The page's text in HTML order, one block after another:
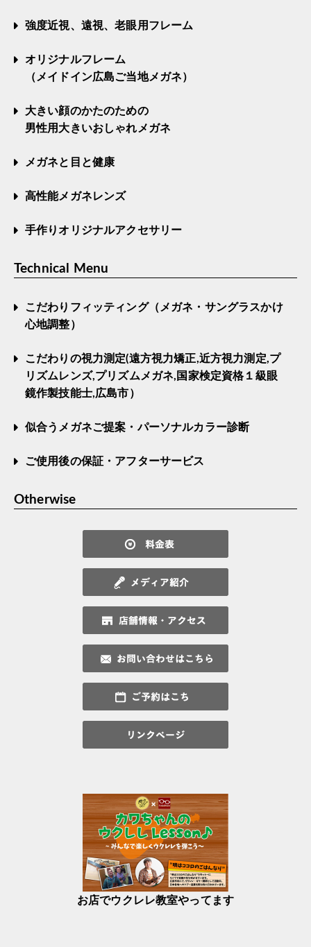
強度近視、遠視、老眼用フレーム
オリジナルフレーム
（メイドイン広島ご当地メガネ）
大きい顔のかたのための
男性用大きいおしゃれメガネ
メガネと目と健康
高性能メガネレンズ
手作りオリジナルアクセサリー
Technical Menu
こだわりフィッティング（メガネ・サングラスかけ
心地調整）
こだわりの視力測定(遠方視力矯正,近方視力測定,プ
リズムレンズ,プリズムメガネ,国家検定資格１級眼
鏡作製技能士,広島市）
似合うメガネご提案・パーソナルカラー診断
ご使用後の保証・アフターサービス
Otherwise
お店でウクレレ教室やってます